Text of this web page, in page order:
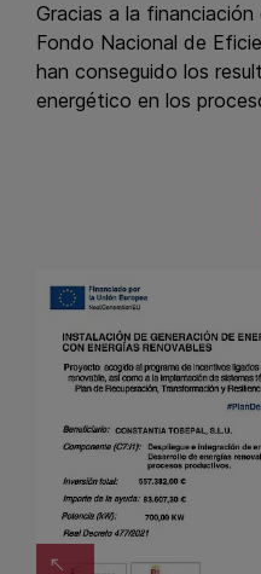
Gracias a la
Fondo Nacional de
han conseguido los
energético en los